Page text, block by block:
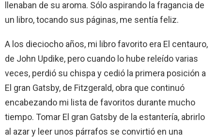
llenaban de su aroma. Sólo aspirando la fragancia de
un libro, tocando sus páginas, me sentía feliz.
A los dieciocho años, mi libro favorito era El centauro,
de John Updike, pero cuando lo hube releído varias
veces, perdió su chispa y cedió la primera posición a
El gran Gatsby, de Fitzgerald, obra que continuó
encabezando mi lista de favoritos durante mucho
tiempo. Tomar El gran Gatsby de la estantería, abrirlo
al azar y leer unos párrafos se convirtió en una